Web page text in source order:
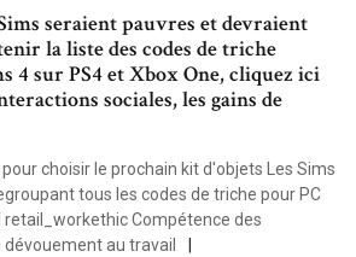
seraient pauvres et devraient
la liste des codes de triche
4 sur PS4 et Xbox One, cliquez ici
sociales, les gains de
choisir le prochain kit d'objets Les Sims
tous les codes de triche pour PC
Compétence des
au travail